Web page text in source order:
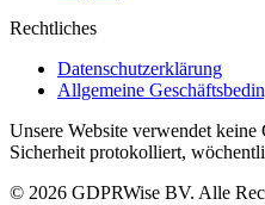
Rechtliches
Datenschutzerklärung
Allgemeine
Unsere Website verwendet
Sicherheit protokolliert,
© 2026 GDPRWise BV. Alle